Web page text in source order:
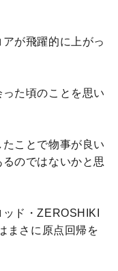
が飛躍的に上がっ
た頃のことを思い
ことで物事が良い
のではないかと思
ド・ZEROSHIKI
まさに原点回帰を